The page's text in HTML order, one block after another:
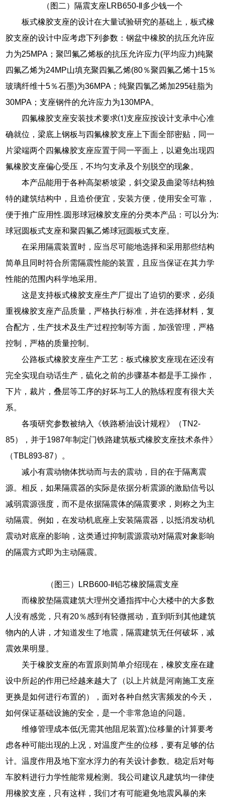
（图二）隔震支座LRB650-Ⅱ多少钱一个
板式橡胶支座的设计在大量试验研究的基础上，板式橡
胶支座的设计中应考虑下列参数：钢盆中橡胶的抗压允许应
力为25MPA；聚凹氟乙烯板的抗压允许应力(平均应力)纯聚
四氟乙烯为24MP山填充聚四氟乙烯(80％聚四氟乙烯十15％
玻璃纤维十5％石墨)为36MPA；纯聚四氯乙烯加295硅脂为
30MPA；支座钢件的允许应力为130MPA。
四氟橡胶支座安装技术要求⑴支座应按设计支承中心准
确就位，梁底上钢板与四氟橡胶支座上下面全部密贴，同一
片梁端两个四氟橡胶支座应置于同一平面上，以避免出现四
氟橡胶支座偏心受压，不均匀支承及个别脱空的现象。
本产品能用于各种高架桥坡梁，斜交梁及曲梁等结构独
特的建筑结构中，且造价便宜，安装方便，使用安全可靠，
便于推广应用性.圆形球冠橡胶支座的分类本产品：可以分为:
球冠圆板式支座和聚四氟乙烯球冠圆板式支座。
在采用隔震装置时，应当尽可能地选择和采用那些结构
简单且同时符合所需隔震性能的装置，且应当保证在其力学
性能的范围内科学地采用。
这是支持板式橡胶支座生产厂提出了迫切的要求，必须
重视橡胶支座产品质量，严格执行标准，并在选择材料，复
合配方，生产技术及生产过程控制等方面，加强管理，严格
控制，严格的质量控制。
公路板式橡胶支座生产工艺：板式橡胶支座现在还没有
完全实现自动话生产，硫化之前的步骤基本都是手工操作，
下片，裁片，叠层等工序的好坏与工人的熟练程度有很大关
系。
各项研究参数被纳入《铁路桥油设计规程》（TN2-
85），并于1987年制定门铁路建筑板式橡胶支座技术条件》
（TBL893-87）。
减小有震动物体扰动而与去的震动，目的在于隔离震
源。相反，如果隔震器的实际是依据分析震源的激励信号以
减弱震源强度，而不是依据隔震体的隔震要求，则称之为主
动隔震。例如，在发动机底座上安装隔震器，以抵消发动机
震动对底座的影响，这类通过抑制震源震动对隔震对象影响
的隔震方式即为主动隔震。
（图三）LRB600-Ⅱ铅芯橡胶隔震支座
而橡胶垫隔震建筑大理州交通指挥中心大楼中的大多数
人没有感觉，只有20％感到有轻微摇动，直到听到其他建筑
物内的人讲，才知道发生了地震，隔震建筑无任何破坏，减
震效果明显。
关于橡胶支座的布置原则简单介绍现在，橡胶支座在建
设中所起的作用已经越来越大了（以上片就是河南施工支座
更换是如何进行布置的），面对各种自然灾害频发的今天，
如何保证基础设施的安全，是一个非常急迫的问题。
维修管理成本低(无需其他阻尼装置);位移量的计算要考
虑各种可能出现的上况，对温度产生的位移，要有足够的估
计。温度作用及地下室水浮力的有关设计参数。稳定后对每
车胶料进行力学性能常规检测。我公司建议凡建筑均一律使
用橡胶支座，只有这样，我们才有可能避免地震风暴的来